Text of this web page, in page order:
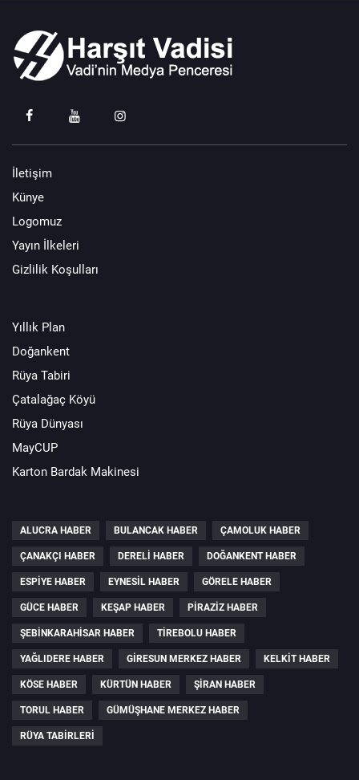
İletişim
Künye
Logomuz
Yayın İlkeleri
Gizlilik Koşulları
Yıllık Plan
Doğankent
Rüya Tabiri
Çatalağaç Köyü
Rüya Dünyası
MayCUP
Karton Bardak Makinesi
ALUCRA HABER BULANCAK HABER ÇAMOLUK HABER
ÇANAKÇI HABER DERELI HABER DOĞANKENT HABER
ESPIYE HABER EYNESIL HABER GÖRELE HABER
GÜCE HABER KEŞAP HABER PIRAZIZ HABER
ŞEBINKARAHISAR HABER TIREBOLU HABER
YAĞLIDERE HABER GIRESUN MERKEZ HABER KELKIT HABER
KÖSE HABER KÜRTÜN HABER ŞIRAN HABER
TORUL HABER GÜMÜŞHANE MERKEZ HABER
RÜYA TABIRLERI